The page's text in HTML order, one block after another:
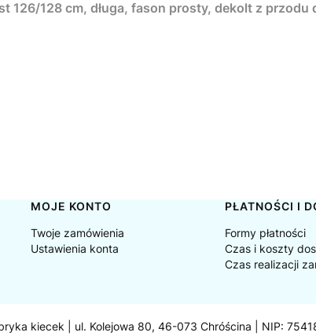
126/128 cm, długa, fason prosty, dekolt z przodu
MOJE KONTO
Twoje zamówienia
Ustawienia konta
PŁATNOŚCI I
Formy płatności
Czas i koszty
Czas realizacji
kiecek | ul. Kolejowa 80, 46-073 Chróścina | NIP: